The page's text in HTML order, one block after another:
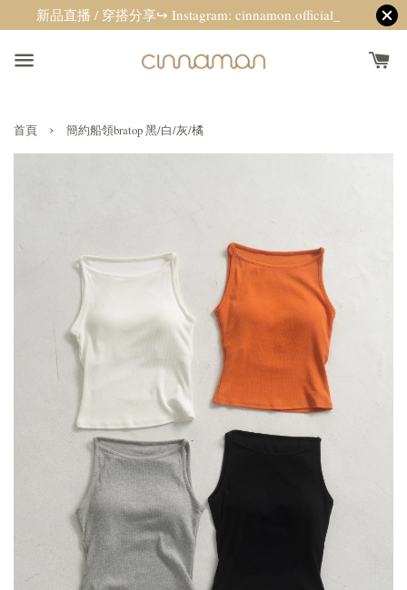
新品直播 / 穿搭分享↪ Instagram: cinnamon.official_
首頁 › 簡約船領bratop 黑/白/灰/橘